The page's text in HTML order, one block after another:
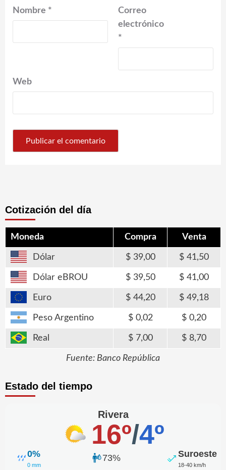
Nombre *
Correo
electrónico
*
Web
Cotización del día
Moneda Compra Venta
Dólar 39,00 41,50
Dólar eBROU 39,50 41,00
Euro 44,20 49,18
Peso Argentino 0,02 0,20
Real 7,00 8,70
Fuente: Banco República
Estado del tiempo
Rivera
16º/4º
0%
0 mm
73% Suroeste
18-40 km/h